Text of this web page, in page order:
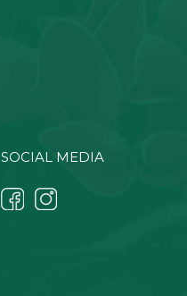
SOCIAL MEDIA